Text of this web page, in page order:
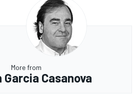
More from
Garcia Casanova